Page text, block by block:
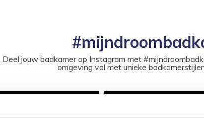
jouw badkamer op Instagram met
omgeving vol met unieke